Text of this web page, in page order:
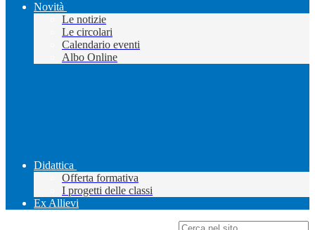
Novità
Le notizie
Le circolari
Calendario eventi
Albo Online
Didattica
Offerta formativa
I progetti delle classi
Ex Allievi